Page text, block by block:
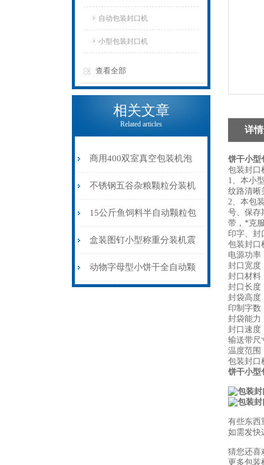
自动包装封口机
小型包装封口机
查看全部
相关文章
Related articles
商用400双室真空包装机泡
菜酸菜专用
不锈钢五谷杂粮颗粒分装机
4头颗粒分装灌包秤品牌
15公斤鱼饲料半自动颗粒包
装机称重输送缝口
盒装图钉小型称重分装机震
动下料
动物字母型小饼干全自动颗
详
饼干小型
包装封口
1、本小
纹路清晰
2、本包
号、保存
带，*克
印字、封
包装封口
电源功率
封口宽度
封口材料
封口长度
封袋高度
印制字数
封袋能力
封口速度
输送带尺
温度范围
包装封口
饼干小型
有些东西
如需发快
猜您还喜
更多包装